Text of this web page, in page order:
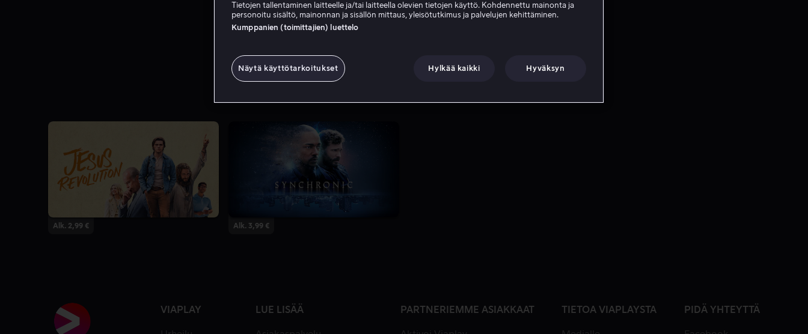
Ally Ioannides
Alk. 2,99 € Alk. 3,99 €
VIAPLAY LUE LISÄÄ PARTNERIEMME ASIAKKAAT TIETOA VIAPLAYSTA PIDÄ YHTEYTTÄ
Tietojen tallentaminen laitteelle ja/tai laitteella olevien tietojen käyttö. Kohdennettu mainonta ja
personoitu sisältö, mainonnan ja sisällön mittaus, yleisötutkimus ja palvelujen kehittäminen.
Kumppanien (toimittajien) luettelo
Näytä käyttötarkoitukset Hylkää kaikki Hyväksyn